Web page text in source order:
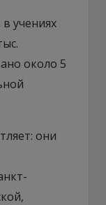
учениях
около 5
они